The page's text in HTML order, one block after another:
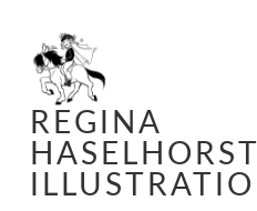
Springe
zum
Inhalt
REGINA
HASELHORST